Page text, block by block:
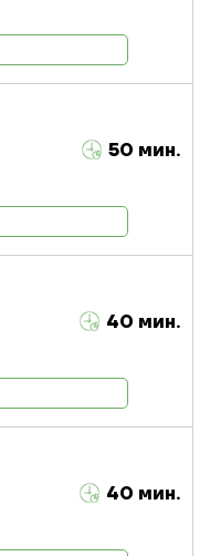
50 мин.
40 мин.
40 мин.